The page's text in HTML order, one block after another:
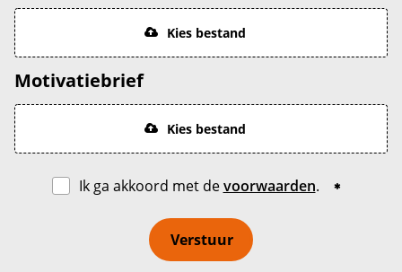
Kies bestand
Motivatiebrief
Kies bestand
Ik ga akkoord met devoorwaarden.
Verstuur